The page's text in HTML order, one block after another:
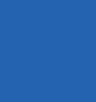
bewerben
Kindes -
beantragen
Kindes -
in eine starke
- Beurkundung